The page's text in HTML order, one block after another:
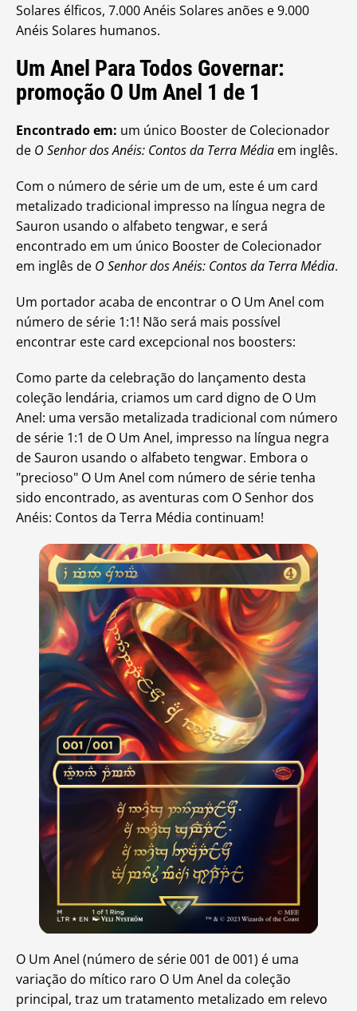
Solares élficos, 7.000 Anéis Solares anões e 9.000
Anéis Solares humanos.
Um Anel Para Todos Governar:
promoção O Um Anel 1 de 1
Encontrado em: um único Booster de Colecionador
de O Senhor dos Anéis: Contos da Terra Média em inglês.
Com o número de série um de um, este é um card
metalizado tradicional impresso na língua negra de
Sauron usando o alfabeto tengwar, e será
encontrado em um único Booster de Colecionador
em inglês de O Senhor dos Anéis: Contos da Terra Média.
Um portador acaba de encontrar o O Um Anel com
número de série 1:1! Não será mais possível
encontrar este card excepcional nos boosters:
Como parte da celebração do lançamento desta
coleção lendária, criamos um card digno de O Um
Anel: uma versão metalizada tradicional com número
de série 1:1 de O Um Anel, impresso na língua negra
de Sauron usando o alfabeto tengwar. Embora o
"precioso" O Um Anel com número de série tenha
sido encontrado, as aventuras com O Senhor dos
Anéis: Contos da Terra Média continuam!
O Um Anel (número de série 001 de 001) é uma
variação do mítico raro O Um Anel da coleção
principal, traz um tratamento metalizado em relevo